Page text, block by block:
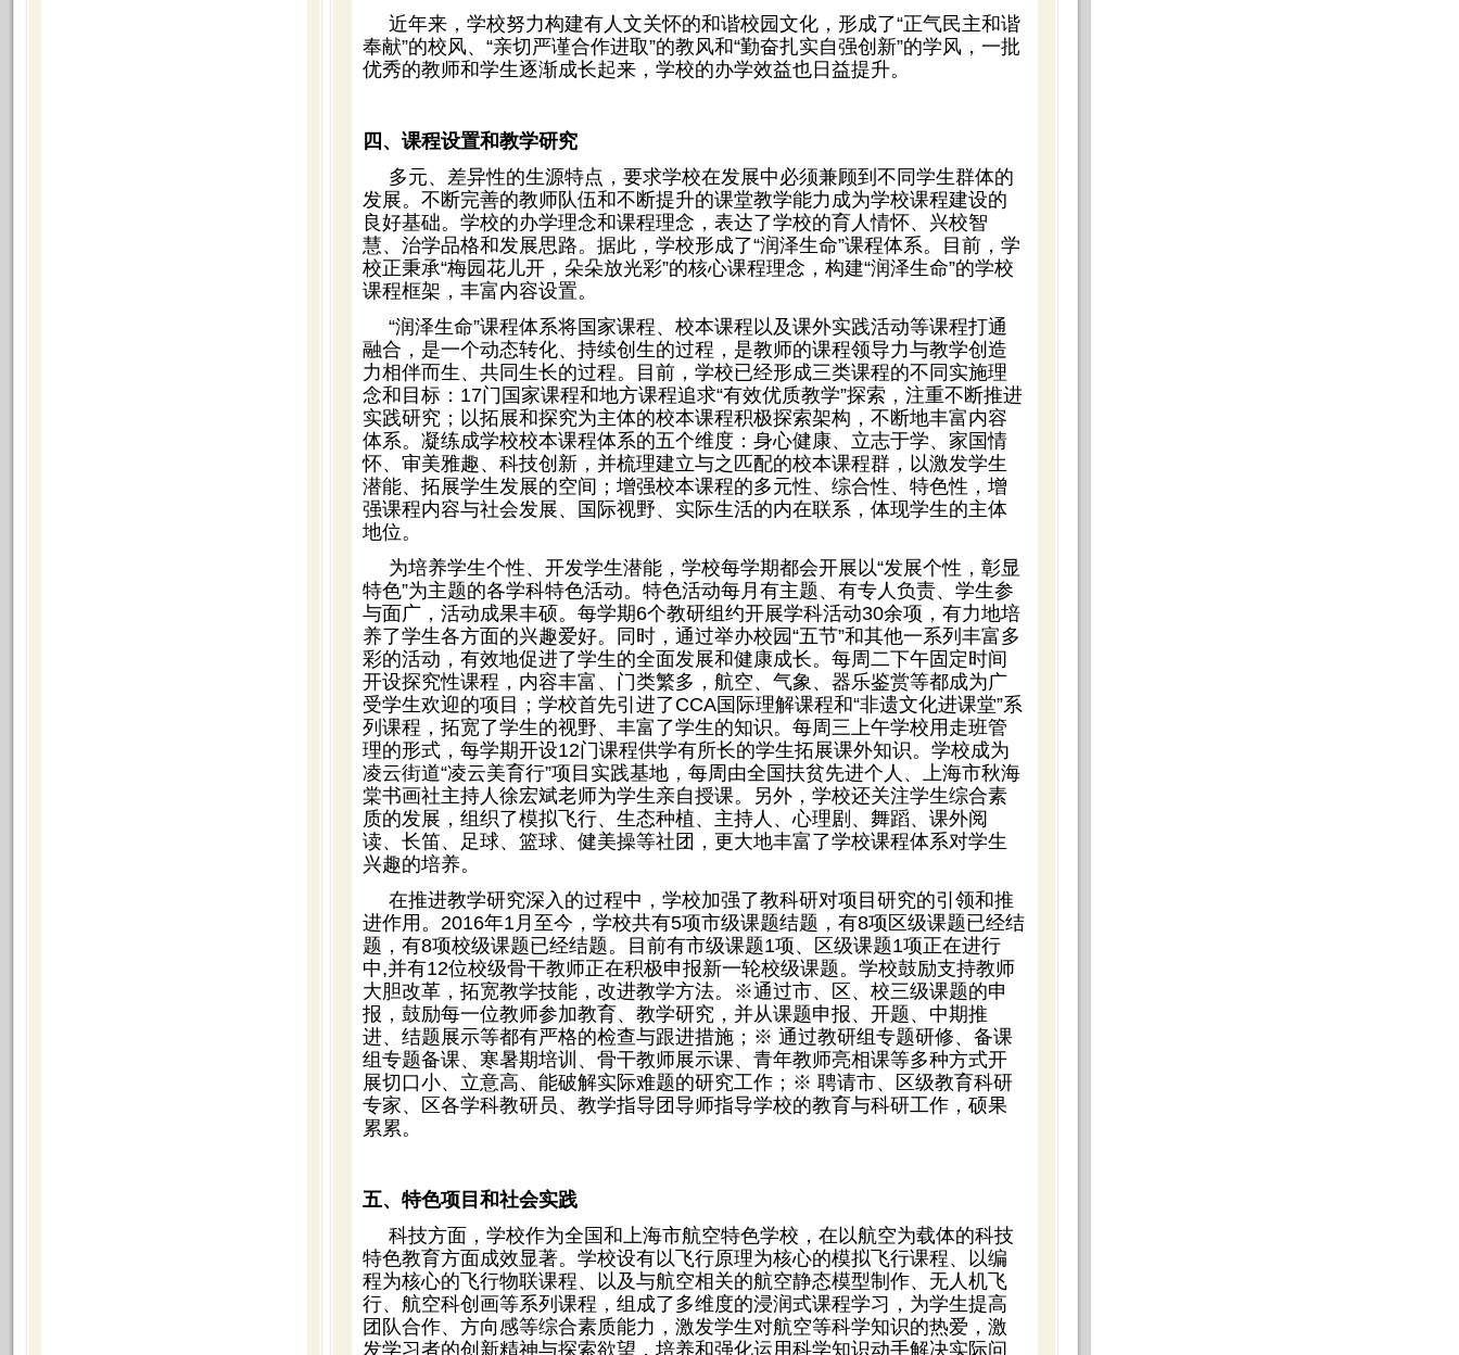
近年来，学校努力构建有人文关怀的和谐校园文化，形成了“正气民主和谐
奉献”的校风、“亲切严谨合作进取”的教风和“勤奋扎实自强创新”的学风，一批
优秀的教师和学生逐渐成长起来，学校的办学效益也日益提升。
四、课程设置和教学研究
多元、差异性的生源特点，要求学校在发展中必须兼顾到不同学生群体的
发展。不断完善的教师队伍和不断提升的课堂教学能力成为学校课程建设的
良好基础。学校的办学理念和课程理念，表达了学校的育人情怀、兴校智
慧、治学品格和发展思路。据此，学校形成了“润泽生命”课程体系。目前，学
校正秉承“梅园花儿开，朵朵放光彩”的核心课程理念，构建“润泽生命”的学校
课程框架，丰富内容设置。
“润泽生命”课程体系将国家课程、校本课程以及课外实践活动等课程打通
融合，是一个动态转化、持续创生的过程，是教师的课程领导力与教学创造
力相伴而生、共同生长的过程。目前，学校已经形成三类课程的不同实施理
念和目标：17门国家课程和地方课程追求“有效优质教学”探索，注重不断推进
实践研究；以拓展和探究为主体的校本课程积极探索架构，不断地丰富内容
体系。凝练成学校校本课程体系的五个维度：身心健康、立志于学、家国情
怀、审美雅趣、科技创新，并梳理建立与之匹配的校本课程群，以激发学生
潜能、拓展学生发展的空间；增强校本课程的多元性、综合性、特色性，增
强课程内容与社会发展、国际视野、实际生活的内在联系，体现学生的主体
地位。
为培养学生个性、开发学生潜能，学校每学期都会开展以“发展个性，彰显
特色”为主题的各学科特色活动。特色活动每月有主题、有专人负责、学生参
与面广，活动成果丰硕。每学期6个教研组约开展学科活动30余项，有力地培
养了学生各方面的兴趣爱好。同时，通过举办校园“五节”和其他一系列丰富多
彩的活动，有效地促进了学生的全面发展和健康成长。每周二下午固定时间
开设探究性课程，内容丰富、门类繁多，航空、气象、器乐鉴赏等都成为广
受学生欢迎的项目；学校首先引进了CCA国际理解课程和“非遗文化进课堂”系
列课程，拓宽了学生的视野、丰富了学生的知识。每周三上午学校用走班管
理的形式，每学期开设12门课程供学有所长的学生拓展课外知识。学校成为
凌云街道“凌云美育行”项目实践基地，每周由全国扶贫先进个人、上海市秋海
棠书画社主持人徐宏斌老师为学生亲自授课。另外，学校还关注学生综合素
质的发展，组织了模拟飞行、生态种植、主持人、心理剧、舞蹈、课外阅
读、长笛、足球、篮球、健美操等社团，更大地丰富了学校课程体系对学生
兴趣的培养。
在推进教学研究深入的过程中，学校加强了教科研对项目研究的引领和推
进作用。2016年1月至今，学校共有5项市级课题结题，有8项区级课题已经结
题，有8项校级课题已经结题。目前有市级课题1项、区级课题1项正在进行
中,并有12位校级骨干教师正在积极申报新一轮校级课题。学校鼓励支持教师
大胆改革，拓宽教学技能，改进教学方法。※通过市、区、校三级课题的申
报，鼓励每一位教师参加教育、教学研究，并从课题申报、开题、中期推
进、结题展示等都有严格的检查与跟进措施；※ 通过教研组专题研修、备课
组专题备课、寒暑期培训、骨干教师展示课、青年教师亮相课等多种方式开
展切口小、立意高、能破解实际难题的研究工作；※ 聘请市、区级教育科研
专家、区各学科教研员、教学指导团导师指导学校的教育与科研工作，硕果
累累。
五、特色项目和社会实践
科技方面，学校作为全国和上海市航空特色学校，在以航空为载体的科技
特色教育方面成效显著。学校设有以飞行原理为核心的模拟飞行课程、以编
程为核心的飞行物联课程、以及与航空相关的航空静态模型制作、无人机飞
行、航空科创画等系列课程，组成了多维度的浸润式课程学习，为学生提高
团队合作、方向感等综合素质能力，激发学生对航空等科学知识的热爱，激
发学习者的创新精神与探索欲望，培养和强化运用科学知识动手解决实际问